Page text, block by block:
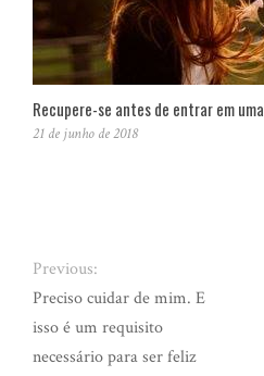
Recupere-se antes de entrar em
21 de junho de 2018
Previous:
Preciso cuidar de mim. E
isso é um requisito
necessário para ser feliz